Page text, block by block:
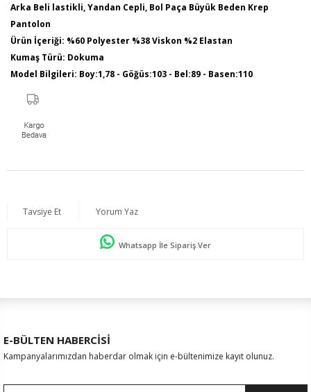
Arka Beli lastikli, Yandan Cepli, Bol Paça Büyük Beden Krep
Pantolon
Ürün İçeriği: %60 Polyester %38 Viskon %2 Elastan
Kumaş Türü: Dokuma
Model Bilgileri: Boy:1,78 - Göğüs:103 - Bel:89 - Basen:110
Ürün Boyu: 110 cm
Tavsiye Et Yorum Yaz
Whatsapp İle Sipariş Ver
E-BÜLTEN HABERCİSİ
Kampanyalarımızdan haberdar olmak için e-bültenimize kayıt olunuz.